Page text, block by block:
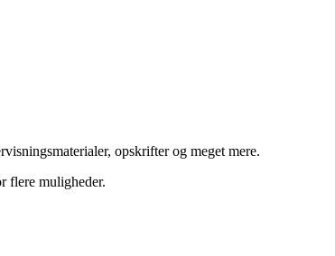
opskrifter og meget mere.
flere muligheder.